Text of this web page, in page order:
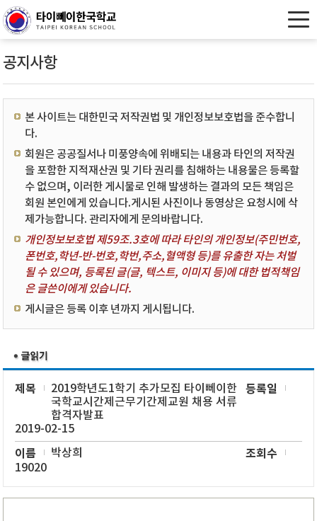
공지사항
본 사이트는 대한민국 저작권법 및 개인정보보호법을 준수합니
다.
회원은 공공질서나 미풍양속에 위배되는 내용과 타인의 저작권
을 포함한 지적재산권 및 기타 권리를 침해하는 내용물은 등록할
수 없으며, 이러한 게시물로 인해 발생하는 결과의 모든 책임은
회원 본인에게 있습니다.게시된 사진이나 동영상은 요청시에 삭
제가능합니다. 관리자에게 문의바랍니다.
개인정보보호법 제59조.3호에 따라 타인의 개인정보(주민번호,
폰번호,학년-반-번호,학번,주소,혈액형 등)를 유출한 자는 처벌
될 수 있으며, 등록된 글(글, 텍스트, 이미지 등)에 대한 법적책임
은 글쓴이에게 있습니다.
게시글은 등록 이후 년까지 게시됩니다.
제목
2019학년도1학기 추가모집 타이뻬이한
국학교시간제근무기간제교원 채용 서류
합격자발표
등록일
2019-02-15
이름 박상희 조회수
19020